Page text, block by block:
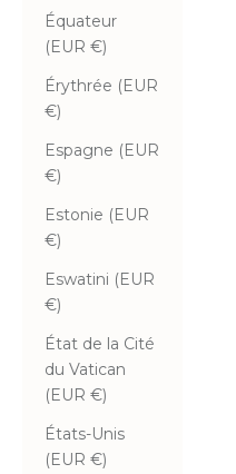
Équateur
(EUR €)
Érythrée (EUR
€)
Espagne (EUR
€)
Estonie (EUR
€)
Eswatini (EUR
€)
État de la Cité
du Vatican
(EUR €)
États-Unis
(EUR €)